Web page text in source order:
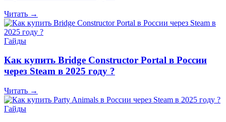
Читать →
Гайды
Как купить Bridge Constructor Portal в России
через Steam в 2025 году ?
Читать →
Гайды